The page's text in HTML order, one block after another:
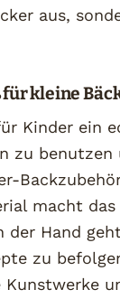
aus,
kleine
Kinder ein
zu
macht
Hand
zu